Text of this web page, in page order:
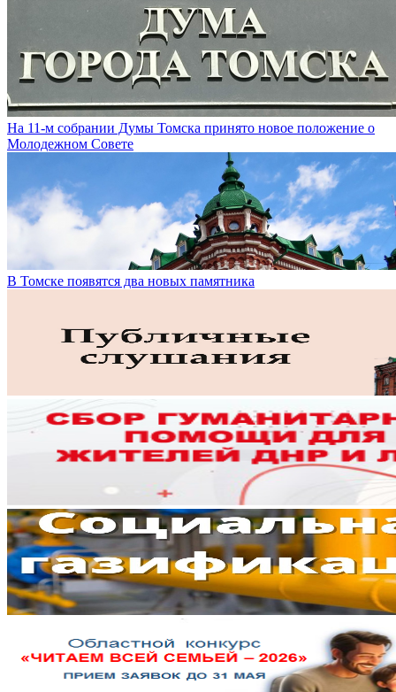
На 11-м собрании Думы Томска принято новое положение о
Молодежном Совете
В Томске появятся два новых памятника